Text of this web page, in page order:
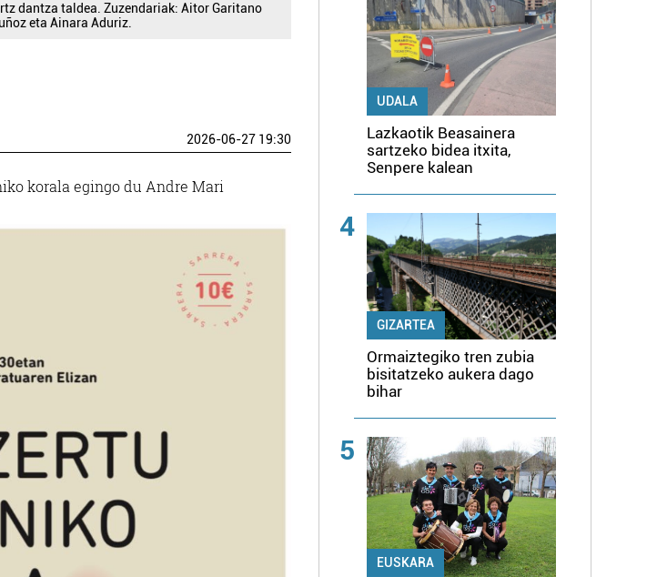
dantza taldea. Zuzendariak: Aitor Garitano
eta Ainara Aduriz.
2026-06-27 19:30
korala egingo du Andre Mari
UDALA
Lazkaotik Beasainera
sartzeko bidea itxita,
Senpere kalean
4
GIZARTEA
Ormaiztegiko tren zubia
bisitatzeko aukera dago
bihar
5
EUSKARA